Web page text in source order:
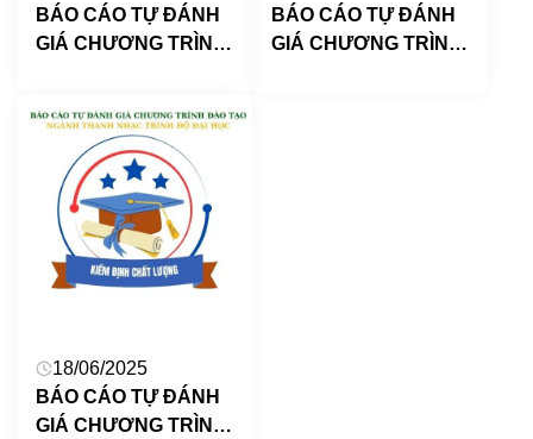
BÁO CÁO TỰ ĐÁNH
GIÁ CHƯƠNG TRÌNH
HỌC (dự thảo)
BÁO CÁO TỰ ĐÁNH
GIÁ CHƯƠNG TRÌNH
18/06/2025
BÁO CÁO TỰ ĐÁNH
GIÁ CHƯƠNG TRÌNH